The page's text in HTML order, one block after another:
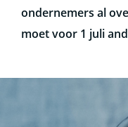
ondernemers al
moet voor 1 juli